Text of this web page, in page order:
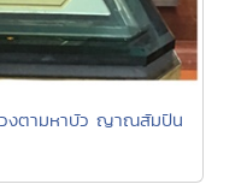
งตามหาบัว ญาณสัมปัน